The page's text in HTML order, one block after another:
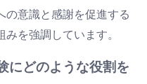
の意識と感謝を促進する
を強調しています。
にどのような役割を